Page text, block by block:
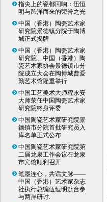
指尖上的瓷都回响：伍恒
明与跨洋而来的荣誉之光
中国（香港）陶瓷艺术家
研究院景德镇分院于陶博
城正式揭牌
中国（香港）陶瓷艺术家
研究院、中国（香港）陶
瓷艺术家协会景德镇市分
院成立大会在陶博城曹爱
勤艺术馆隆重举行
中国工艺美术大师程永安
大师荣任中国陶瓷艺术家
研究院终身评委
中国陶瓷艺术家研究院景
德镇市分院首批研究员入
库名单正式公布
中国陶瓷艺术家研究院第
二届龙泉工作会议在龙泉
市宾馆顺利召开
笔墨连心，共话文脉——
中国（香港）艺术家杂志
社执行总编伍恒明赴台参
与两岸研讨.